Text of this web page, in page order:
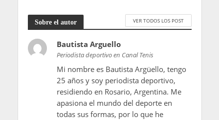
Sobre el autor VER TODOS LOS POST
Bautista Arguello
Periodista deportivo en Canal Tenis
Mi nombre es Bautista Argüello, tengo
25 años y soy periodista deportivo,
residiendo en Rosario, Argentina. Me
apasiona el mundo del deporte en
todas sus formas, por lo que he